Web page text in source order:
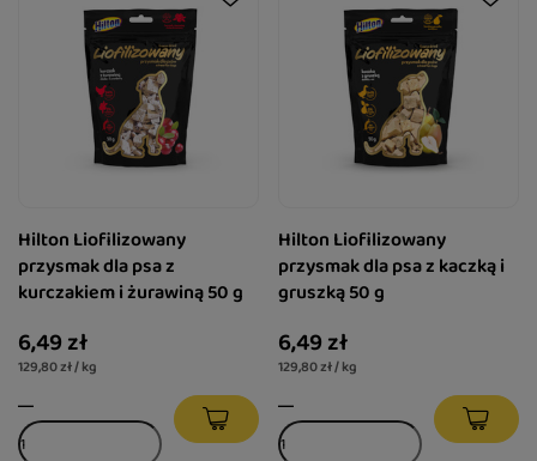
Hilton Liofilizowany
przysmak dla psa z
kurczakiem i żurawiną 50 g
6,49 zł
129,80 zł / kg
Hilton Liofilizowany
przysmak dla psa z kaczką i
gruszką 50 g
6,49 zł
129,80 zł / kg